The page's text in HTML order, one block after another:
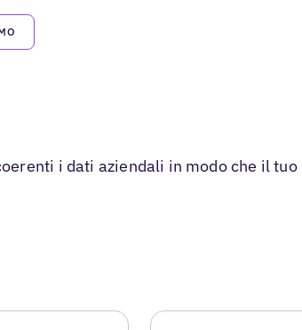
i dati aziendali in modo che il